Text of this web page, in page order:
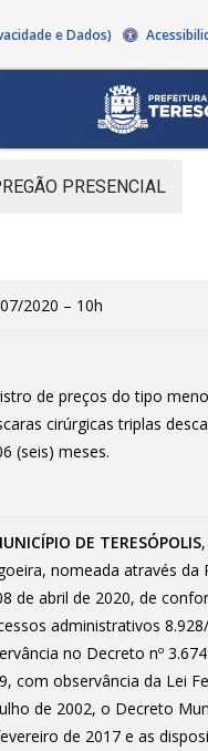
e Dados)
PRESENCIAL
2020 – 10h
de preços do tipo
cirúrgicas triplas
(seis) meses.
DE TERESÓPOLIS
nomeada através da
de abril de 2020, de
administrativos
no Decreto nº
com observância da Lei
de 2002, o Decreto
de 2017 e as